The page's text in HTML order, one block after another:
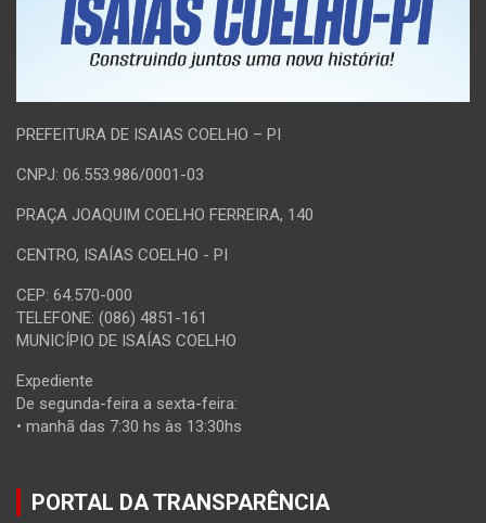
PREFEITURA DE ISAIAS COELHO – PI
CNPJ: 06.553.986/0001-03
PRAÇA JOAQUIM COELHO FERREIRA, 140
CENTRO, ISAÍAS COELHO - PI
CEP: 64.570-000
TELEFONE: (086) 4851-161
MUNICÍPIO DE ISAÍAS COELHO
Expediente
De segunda-feira a sexta-feira:
• manhã das 7:30 hs às 13:30hs
PORTAL DA TRANSPARÊNCIA